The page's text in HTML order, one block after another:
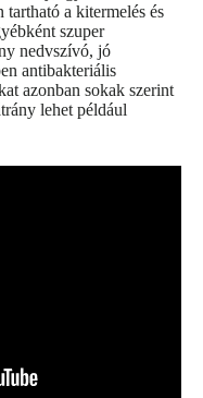
tartható a kitermelés és
szuper
nedvszívó, jó
antibakteriális
azonban sokak szerint
lehet például